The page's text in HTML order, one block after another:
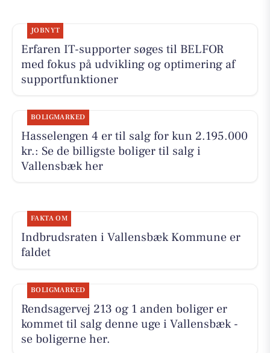
JOBNYT
Erfaren IT-supporter søges til BELFOR
med fokus på udvikling og optimering af
supportfunktioner
BOLIGMARKED
Hasselengen 4 er til salg for kun 2.195.000
kr.: Se de billigste boliger til salg i
Vallensbæk her
FAKTA OM
Indbrudsraten i Vallensbæk Kommune er
faldet
BOLIGMARKED
Rendsagervej 213 og 1 anden boliger er
kommet til salg denne uge i Vallensbæk -
se boligerne her.